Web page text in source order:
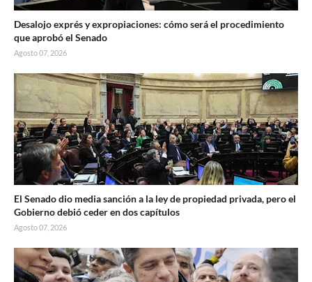
Desalojo exprés y expropiaciones: cómo será el procedimiento
que aprobó el Senado
Agosto 07, 2026
El Senado dio media sanción a la ley de propiedad privada, pero el
Gobierno debió ceder en dos capítulos
Agosto 07, 2026